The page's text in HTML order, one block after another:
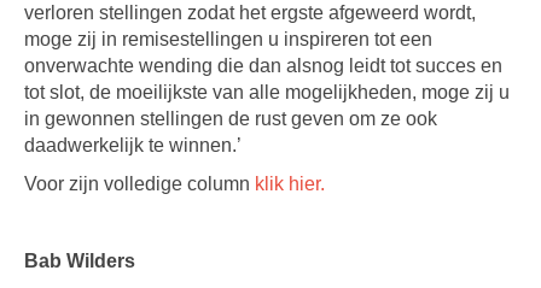
verloren stellingen zodat het ergste afgeweerd wordt,
moge zij in remisestellingen u inspireren tot een
onverwachte wending die dan alsnog leidt tot succes en
tot slot, de moeilijkste van alle mogelijkheden, moge zij u
in gewonnen stellingen de rust geven om ze ook
daadwerkelijk te winnen.’
Voor zijn volledige column klik hier.
Bab Wilders